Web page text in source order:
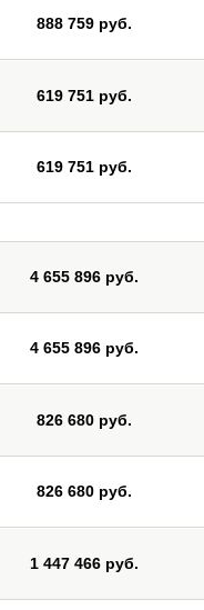
888 759 руб.
619 751 руб.
619 751 руб.
4 655 896 руб.
4 655 896 руб.
826 680 руб.
826 680 руб.
1 447 466 руб.